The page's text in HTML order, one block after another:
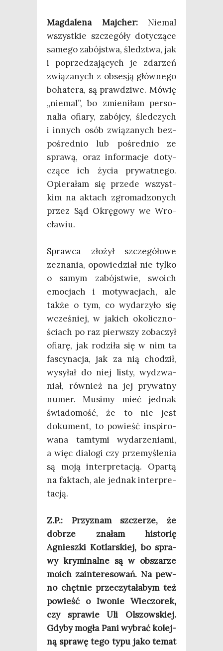
Mag­da­le­na Maj­cher:Nie­mal
wszyst­kie szcze­gó­ły doty­czą­ce
same­go zabój­stwa, śledz­twa, jak
i poprze­dza­ją­cych je zda­rzeń
zwią­za­nych z obse­sją głów­ne­go
boha­te­ra, są praw­dzi­we. Mówię
„nie­mal”, bo zmie­ni­łam per­so­
na­lia ofia­ry, zabój­cy, śled­czych
i innych osób zwią­za­nych bez­
po­śred­nio lub pośred­nio ze
spra­wą, oraz infor­ma­cje doty­
czą­ce ich życia pry­wat­ne­go.
Opie­ra­łam się przede wszyst­
kim na aktach zgro­ma­dzo­nych
przez Sąd Okrę­go­wy we Wro­
cła­wiu.
Spraw­ca zło­żył szcze­gó­ło­we
zezna­nia, opo­wie­dział nie tyl­ko
o samym zabój­stwie, swo­ich
emo­cjach i moty­wa­cjach, ale
tak­że o tym, co wyda­rzy­ło się
wcze­śniej, w jakich oko­licz­no­
ściach po raz pierw­szy zoba­czył
ofia­rę, jak rodzi­ła się w nim ta
fascy­na­cja, jak za nią cho­dził,
wysy­łał do niej listy, wydzwa­
niał, rów­nież na jej pry­wat­ny
numer. Musi­my mieć jed­nak
świa­do­mość, że to nie jest
doku­ment, to powieść inspi­ro­
wa­na tam­ty­mi wyda­rze­nia­mi,
a więc dia­lo­gi czy prze­my­śle­nia
są moją inter­pre­ta­cją. Opar­tą
na fak­tach, ale jed­nak inter­pre­
ta­cją.
Z.P.: Przy­znam szcze­rze, że
dobrze zna­łam histo­rię
Agniesz­ki Kotlar­skiej, bo spra­
wy kry­mi­nal­ne są w obsza­rze
moich zain­te­re­so­wań. Na pew­
no chęt­nie prze­czy­ta­ła­bym też
powieść o Iwo­nie Wie­czo­rek,
czy spra­wie Uli Olszow­skiej.
Gdy­by mogła Pani wybrać kolej­
ną spra­wę tego typu jako temat